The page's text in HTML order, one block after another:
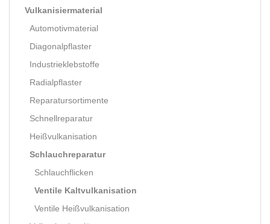
Vulkanisiermaterial
Automotivmaterial
Diagonalpflaster
Industrieklebstoffe
Radialpflaster
Reparatursortimente
Schnellreparatur
Heißvulkanisation
Schlauchreparatur
Schlauchflicken
Ventile Kaltvulkanisation
Ventile Heißvulkanisation